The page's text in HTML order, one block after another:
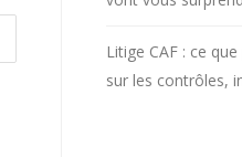
Litige CAF : ce
sur les contrôles,